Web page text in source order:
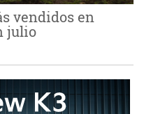
vendidos en
julio